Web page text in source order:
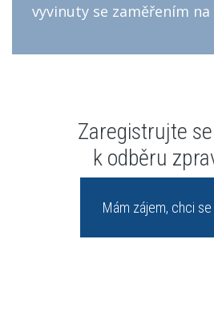
vyvinuty se zaměřením
Zaregistrujte
k odběru
Mám zájem, chci